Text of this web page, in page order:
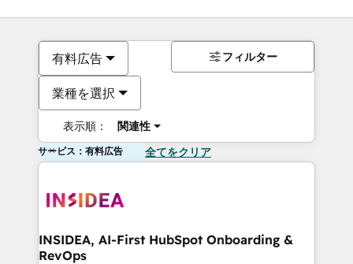
有料広告
業種を選択
表示順： 関連性
フィルター
サービス：有料広告 全てをクリア
INSIDEA, AI-First HubSpot Onboarding &
RevOps